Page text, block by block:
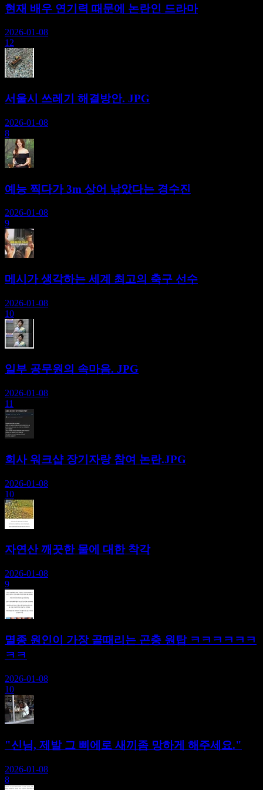
현재 배우 연기력 때문에 논란인 드라마
2026-01-08
12
서울시 쓰레기 해결방안. JPG
2026-01-08
8
예능 찍다가 3m 상어 낚았다는 경수진
2026-01-08
9
메시가 생각하는 세계 최고의 축구 선수
2026-01-08
10
일부 공무원의 속마음. JPG
2026-01-08
11
회사 워크샵 장기자랑 참여 논란.JPG
2026-01-08
10
자연산 깨끗한 물에 대한 착각
2026-01-08
9
멸종 원인이 가장 골때리는 곤충 원탑 ㅋㅋㅋㅋㅋㅋ
ㅋㅋ
2026-01-08
10
"신님, 제발 그 삐에로 새끼좀 망하게 해주세요."
2026-01-08
8